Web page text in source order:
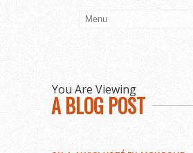
You Are Viewing
A BLOG POST